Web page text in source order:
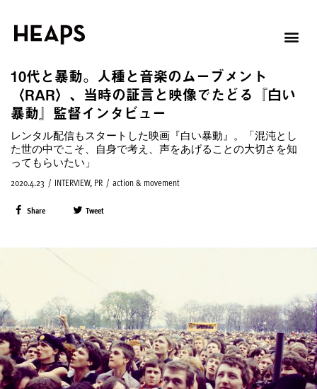
10代と暴動。人種と音楽のムーブメント
〈RAR〉、当時の証言と映像でたどる『白い
暴動』監督インタビュー
レンタル配信もスタートした映画『白い暴動』。「混沌とし
た世の中でこそ、自身で考え、声をあげることの大切さを知
ってもらいたい」
2020.4.23 / INTERVIEW, PR / action & movement
Share Tweet